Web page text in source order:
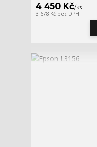
4 450 Kč/ks
3 678 Kč bez DPH